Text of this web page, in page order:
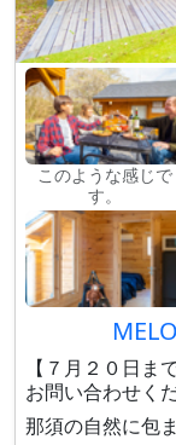
このような感じで
す。
【７月２０日ま
お問い合わせく
那須の自然に包